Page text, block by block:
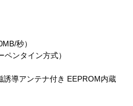
秒）
ンタイン方式）
導アンテナ付き EEPROM内蔵